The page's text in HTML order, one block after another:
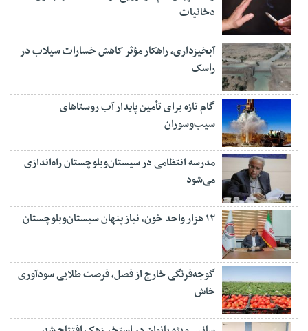
دخانیات
آبخیزداری، راهکار مؤثر کاهش خسارات سیلاب در
راسک
گام تازه برای تأمین پایدار آب روستاهای
سیب‌وسوران
مدرسه انتظامی در سیستان‌وبلوچستان راه‌اندازی
می‌شود
۱۲ هزار واحد خون، نیاز پنهان سیستان‌وبلوچستان
گوجه‌فرنگی خارج از فصل، فرصت طلایی سودآوری
خاش